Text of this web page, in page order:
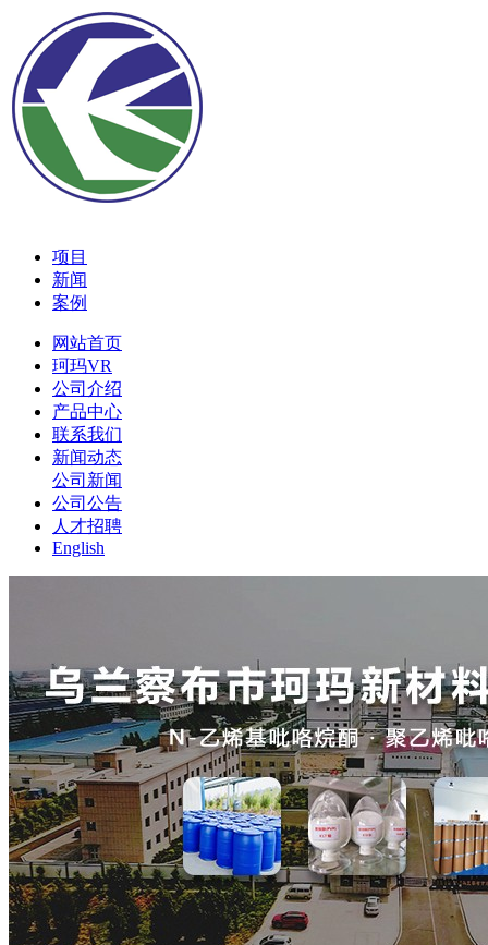
项目
新闻
案例
网站首页
珂玛VR
公司介绍
产品中心
联系我们
新闻动态
公司新闻
公司公告
人才招聘
English